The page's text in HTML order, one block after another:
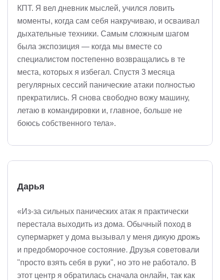
КПТ. Я вел дневник мыслей, учился ловить
моменты, когда сам себя накручиваю, и осваивал
дыхательные техники. Самым сложным шагом
была экспозиция — когда мы вместе со
специалистом постепенно возвращались в те
места, которых я избегал. Спустя 3 месяца
регулярных сессий панические атаки полностью
прекратились. Я снова свободно вожу машину,
летаю в командировки и, главное, больше не
боюсь собственного тела».
Дарья
«Из-за сильных панических атак я практически
перестала выходить из дома. Обычный поход в
супермаркет у дома вызывал у меня дикую дрожь
и предобморочное состояние. Друзья советовали
"просто взять себя в руки", но это не работало. В
этот центр я обратилась сначала онлайн, так как